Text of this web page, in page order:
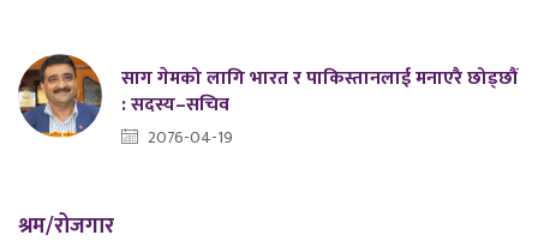
साग गेमको लागि भारत र पाकिस्तानलाई मनाएरै छोड्छौं
: सदस्य–सचिव
2076-04-19
श्रम/रोजगार